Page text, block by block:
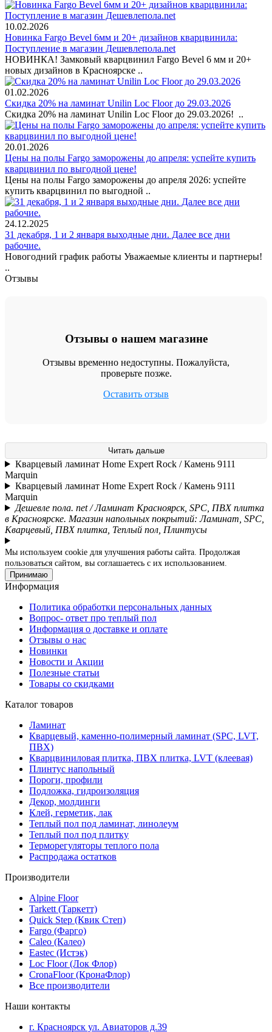
10.02.2026
Новинка Fargo Bevel 6мм и 20+ дизайнов кварцвинила:
Поступление в магазин Дешевлепола.net
НОВИНКА! Замковый кварцвинил Fargo Bevel 6 мм и 20+
новых дизайнов в Красноярске ..
01.02.2026
Скидка 20% на ламинат Unilin Loc Floor до 29.03.2026
Скидка 20% на ламинат Unilin Loc Floor до 29.03.2026! ..
20.01.2026
Цены на полы Fargo заморожены до апреля: успейте купить
кварцвинил по выгодной цене!
Цены на полы Fargo заморожены до апреля 2026: успейте
купить кварцвинил по выгодной ..
24.12.2025
31 декабря, 1 и 2 января выходные дни. Далее все дни
рабочие.
Новогодний график работы Уважаемые клиенты и партнеры!
..
Отзывы
Отзывы о нашем магазине
Отзывы временно недоступны. Пожалуйста,
проверьте позже.
Оставить отзыв
Читать дальше
Кварцевый ламинат Home Expert Rock / Камень 9111
Marquin
Кварцевый ламинат Home Expert Rock / Камень 9111
Marquin
Дешевле пола. net / Ламинат Красноярск, SPC, ПВХ плитка
в Красноярске. Магазин напольных покрытий: Ламинат, SPC,
Кварцевый, ПВХ плитка, Теплый пол, Плинтусы
Мы используем cookie для улучшения работы сайта. Продолжая
пользоваться сайтом, вы соглашаетесь с их использованием.
Принимаю
Информация
Политика обработки персональных данных
Вопрос- ответ про теплый пол
Информация о доставке и оплате
Отзывы о нас
Новинки
Новости и Акции
Полезные статьи
Товары со скидками
Каталог товаров
Ламинат
Кварцевый, каменно-полимерный ламинат (SPC, LVT,
ПВХ)
Кварцвиниловая плитка, ПВХ плитка, LVT (клеевая)
Плинтус напольный
Пороги, профили
Подложка, гидроизоляция
Декор, молдинги
Клей, герметик, лак
Теплый пол под ламинат, линолеум
Теплый пол под плитку
Терморегуляторы теплого пола
Распродажа остатков
Производители
Alpine Floor
Tarkett (Таркетт)
Quick Step (Квик Степ)
Fargo (Фарго)
Caleo (Калео)
Eastec (Истэк)
Loc Floor (Лок Флор)
CronaFloor (КронаФлор)
Все производители
Наши контакты
г. Красноярск ул. Авиаторов д.39